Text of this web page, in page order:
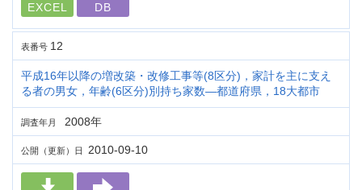
EXCEL DB
表番号 12
平成16年以降の増改築・改修工事等(8区分)，家計を主に支え
る者の男女，年齢(6区分)別持ち家数―都道府県，18大都市
調査年月 2008年
公開（更新）日 2010-09-10